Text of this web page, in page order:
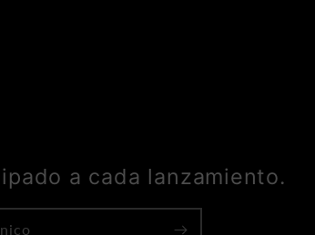
a cada lanzamiento.